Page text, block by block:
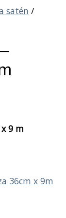
satén /
9 m
36cm x 9m